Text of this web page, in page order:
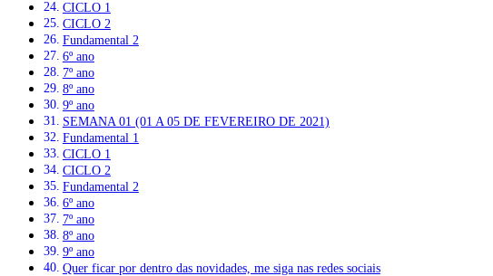
CICLO 1
CICLO 2
Fundamental 2
6º ano
7º ano
8º ano
9º ano
SEMANA 01 (01 A 05 DE FEVEREIRO DE 2021)
Fundamental 1
CICLO 1
CICLO 2
Fundamental 2
6º ano
7º ano
8º ano
9º ano
Quer ficar por dentro das novidades, me siga nas redes sociais